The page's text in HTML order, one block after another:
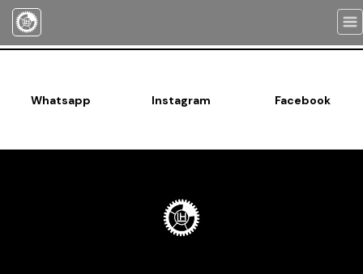
Whatsapp Instagram Facebook